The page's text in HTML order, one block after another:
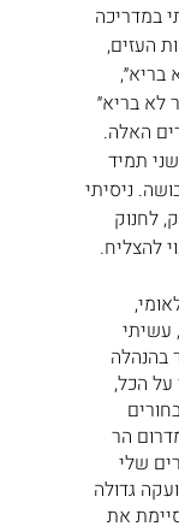
במדריכה
העזים,
לא בריא״
האלה.
תמיד
ניסיתי
לחנוק
להצליח.
עשיתי
בהנהלה
על הכל,
הר
שלי
גדולה
את